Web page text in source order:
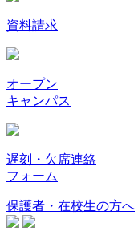
資料請求
オープン
キャンパス
遅刻・欠席連絡
フォーム
保護者・在校生の方へ